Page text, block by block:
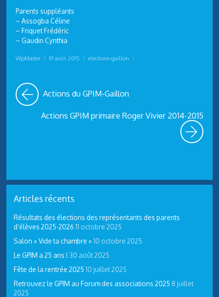
Parents suppléants
– Assogba Céline
– Friquet Frédéric
– Gaudin Cynthia
WpMaster | 19 août 2015 | elections-gaillon |
Actions du GPIM-Gaillon
Actions GPIM primaire Roger Vivier 2014-2015
Articles récents
Résultats des élections des représentants des parents
d’élèves 2025-2026 11 octobre 2025
Salon « Vide ta chambre » 10 octobre 2025
Le GPIM a 25 ans ! 30 août 2025
Fête de la rentrée 2025 10 juillet 2025
Retrouvez le GPIM au Forum des associations 2025 8 juillet
2025